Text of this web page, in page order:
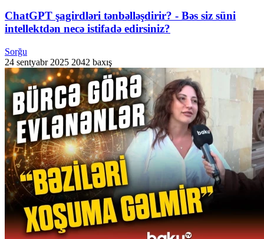
ChatGPT şagirdləri tənbəlləşdirir? - Bəs siz süni
intellektdən necə istifadə edirsiniz?
Sorğu
24 sentyabr 2025 2042 baxış